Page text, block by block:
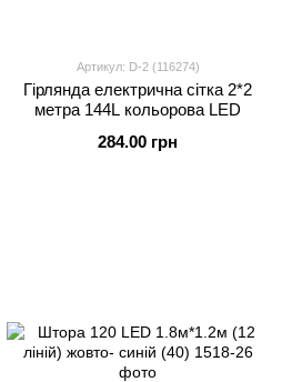
Артикул: D-2 (116274)
Гірлянда електрична сітка 2*2
метра 144L кольорова LED
284.00 грн